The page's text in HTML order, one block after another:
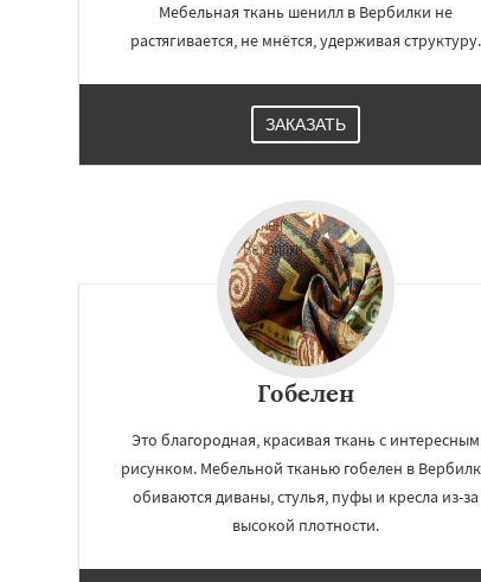
Мебельная ткань шенилл в Вербилки не
растягивается, не мнётся, удерживая структуру.
ЗАКАЗАТЬ
Гобелен
Это благородная, красивая ткань с интересным
рисунком. Мебельной тканью гобелен в
обиваются диваны, стулья, пуфы и кресла из-за
высокой плотности.